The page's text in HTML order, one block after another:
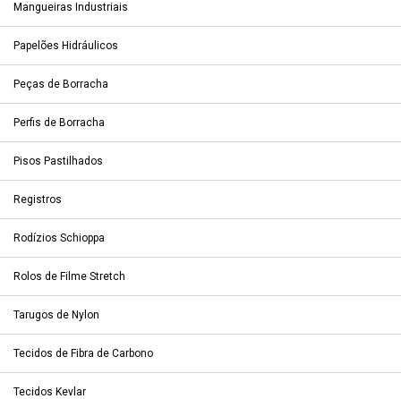
Mangueiras Industriais
Papelões Hidráulicos
Peças de Borracha
Perfis de Borracha
Pisos Pastilhados
Registros
Rodízios Schioppa
Rolos de Filme Stretch
Tarugos de Nylon
Tecidos de Fibra de Carbono
Tecidos Kevlar